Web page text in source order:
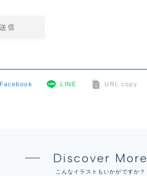
Facebook LINE URL copy
Discover More
こんなイラストもいかがですか？